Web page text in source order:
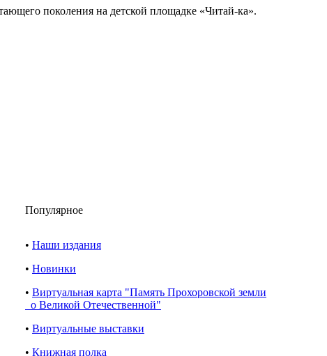
поколения на детской площадке «Читай-ка».
Популярное
• Наши издания
• Новинки
• Виртуальная карта "Память Прохоровской земли
о Великой Отечественной"
• Виртуальные выставки
• Книжная полка